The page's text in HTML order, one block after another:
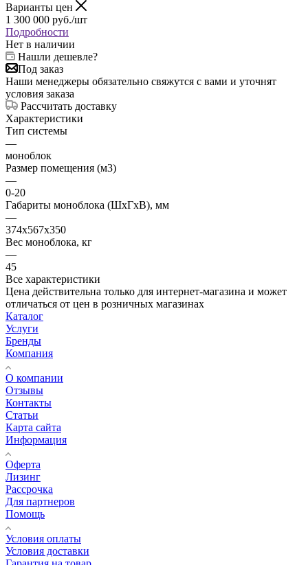
Варианты цен
1 300 000 руб./шт
Подробности
Нет в наличии
Нашли дешевле?
Под заказ
Наши менеджеры обязательно свяжутся с вами и уточнят
условия заказа
Рассчитать доставку
Характеристики
Тип системы
—
моноблок
Размер помещения (м3)
—
0-20
Габариты моноблока (ШxГxВ), мм
—
374х567х350
Вес моноблока, кг
—
45
Все характеристики
Цена действительна только для интернет-магазина и может
отличаться от цен в розничных магазинах
Каталог
Услуги
Бренды
Компания
О компании
Отзывы
Контакты
Статьи
Карта сайта
Информация
Оферта
Лизинг
Рассрочка
Для партнеров
Помощь
Условия оплаты
Условия доставки